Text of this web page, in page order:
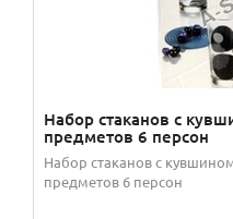
Набор стаканов с
предметов 6 персон
Набор стаканов с
предметов 6 персон